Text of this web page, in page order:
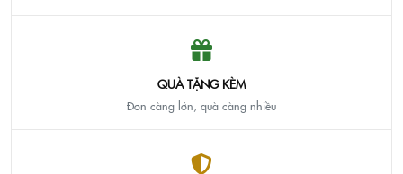
QUÀ TẶNG KÈM
Đơn càng lớn, quà càng nhiều